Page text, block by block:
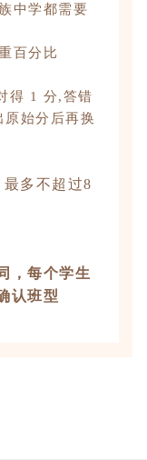
中学都需要
百分比
得 1 分,答错
始分后再换
多不超过8
，每个学生
认班型